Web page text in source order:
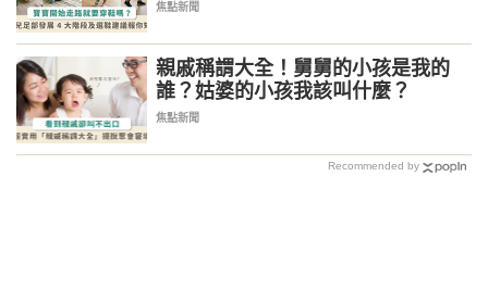
焦點新聞
親戚稱謂大全！舅舅的小孩是我的
誰？姑婆的小孩我該叫什麼？
焦點新聞
Recommended by